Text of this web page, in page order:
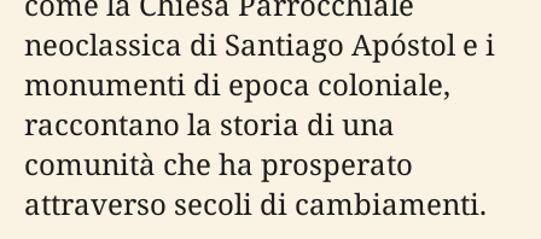
neoclassica di Santiago Apóstol e i
monumenti di epoca coloniale,
raccontano la storia di una
comunità che ha prosperato
attraverso secoli di cambiamenti.